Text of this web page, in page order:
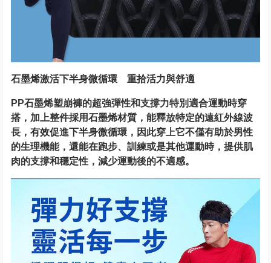
石墨烯激活下半身微循環 重拾活力與舒適
PP石墨烯塑崩褲的超強彈性和支撐力特別適合運動時穿
搭，加上整件採用石墨烯材質，能釋放特定的遠紅外線波
長，有效促進下半身微循環，因此穿上它不僅有助於男性
的生理機能，還能在跑步、訓練或是其他運動時，提供肌
肉的支撐和穩定性，減少運動後的不適感。